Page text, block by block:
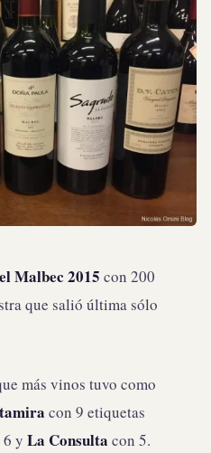
Malbec 2015 con 200
que salió última sólo
más vinos tuvo como
con 9 etiquetas
y La Consulta con 5.